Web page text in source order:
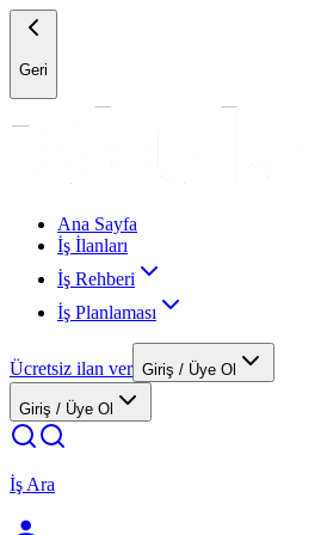
Geri
Ana Sayfa
İş İlanları
İş Rehberi
İş Planlaması
Ücretsiz ilan ver Giriş / Üye Ol
Giriş / Üye Ol
İş Ara